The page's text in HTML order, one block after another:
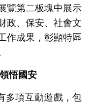
覽第二板塊中展示
政、保安、社會文
作成果，彰顯特區
悟國安
多項互動遊戲，包